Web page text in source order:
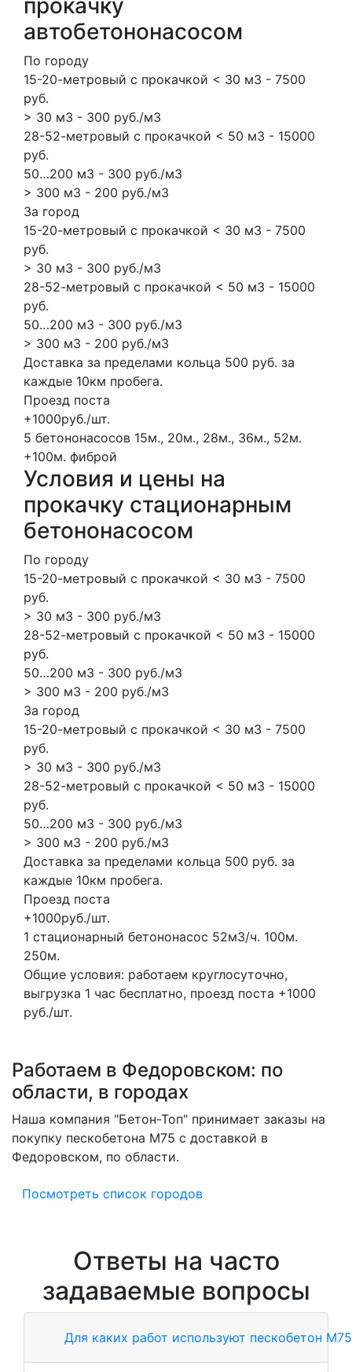
автобетононасосом
По городу
15-20-метровый с прокачкой < 30 м3 - 7500
руб.
> 30 м3 - 300 руб./м3
28-52-метровый с прокачкой < 50 м3 - 15000
руб.
50…200 м3 - 300 руб./м3
> 300 м3 - 200 руб./м3
За город
15-20-метровый с прокачкой < 30 м3 - 7500
руб.
> 30 м3 - 300 руб./м3
28-52-метровый с прокачкой < 50 м3 - 15000
руб.
50…200 м3 - 300 руб./м3
> 300 м3 - 200 руб./м3
Доставка за пределами кольца 500 руб. за
каждые 10км пробега.
Проезд поста
+1000руб./шт.
5 бетононасосов 15м., 20м., 28м., 36м., 52м.
+100м. фиброй
Условия и цены на
прокачку стационарным
бетононасосом
По городу
15-20-метровый с прокачкой < 30 м3 - 7500
руб.
> 30 м3 - 300 руб./м3
28-52-метровый с прокачкой < 50 м3 - 15000
руб.
50…200 м3 - 300 руб./м3
> 300 м3 - 200 руб./м3
За город
15-20-метровый с прокачкой < 30 м3 - 7500
руб.
> 30 м3 - 300 руб./м3
28-52-метровый с прокачкой < 50 м3 - 15000
руб.
50…200 м3 - 300 руб./м3
> 300 м3 - 200 руб./м3
Доставка за пределами кольца 500 руб. за
каждые 10км пробега.
Проезд поста
+1000руб./шт.
1 стационарный бетононасос 52м3/ч. 100м.
250м.
Общие условия: работаем круглосуточно,
выгрузка 1 час бесплатно, проезд поста +1000
руб./шт.
Работаем в Федоровском: по
области, в городах
Наша компания "Бетон-Топ" принимает заказы на
покупку пескобетона M75 с доставкой в
Федоровском, по области.
Посмотреть список городов
Ответы на часто
задаваемые вопросы
Для каких работ используют пескобетон